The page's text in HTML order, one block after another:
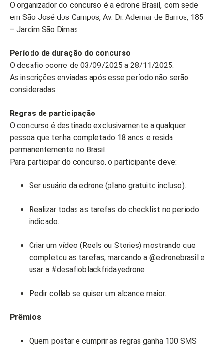
O organizador do concurso é a edrone Brasil, com sede
em São José dos Campos, Av. Dr. Ademar de Barros, 185
– Jardim São Dimas
Período de duração do concurso
O desafio ocorre de 03/09/2025 a 28/11/2025.
As inscrições enviadas após esse período não serão
consideradas.
Regras de participação
O concurso é destinado exclusivamente a qualquer
pessoa que tenha completado 18 anos e resida
permanentemente no Brasil.
Para participar do concurso, o participante deve:
Ser usuário da edrone (plano gratuito incluso).
Realizar todas as tarefas do checklist no período
indicado.
Criar um vídeo (Reels ou Stories) mostrando que
completou as tarefas, marcando a @edronebrasil e
usar a #desafioblackfridayedrone
Pedir collab se quiser um alcance maior.
Prêmios
Quem postar e cumprir as regras ganha 100 SMS